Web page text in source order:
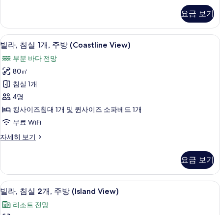
진
모
두
보
기
(Coastline
View)
자
세
히
기
진
모
두
보
기
1
개,
주
(Island
View)
자
세
히
보
기
요금 보기
빌
라,
침
실
개,
주
방
(Coastline
진
모
두
케이블 채널 시청이 가능한 42인치 평
4
빌라, 침실 1개, 주방 (Coastline View)
부분 바다 전망
80㎡
침실 1개
4명
킹사이즈침대 1개 및 퀸사이즈 소파베드 1개
무료 WiFi
자세히 보기
빌
1
개,
주
(Coastline
요금 보기
빌
라,
침
케이블 채널 시청이 가능한 42인치 평
13
빌라, 침실 2개, 주방 (Island View)
리조트 전망